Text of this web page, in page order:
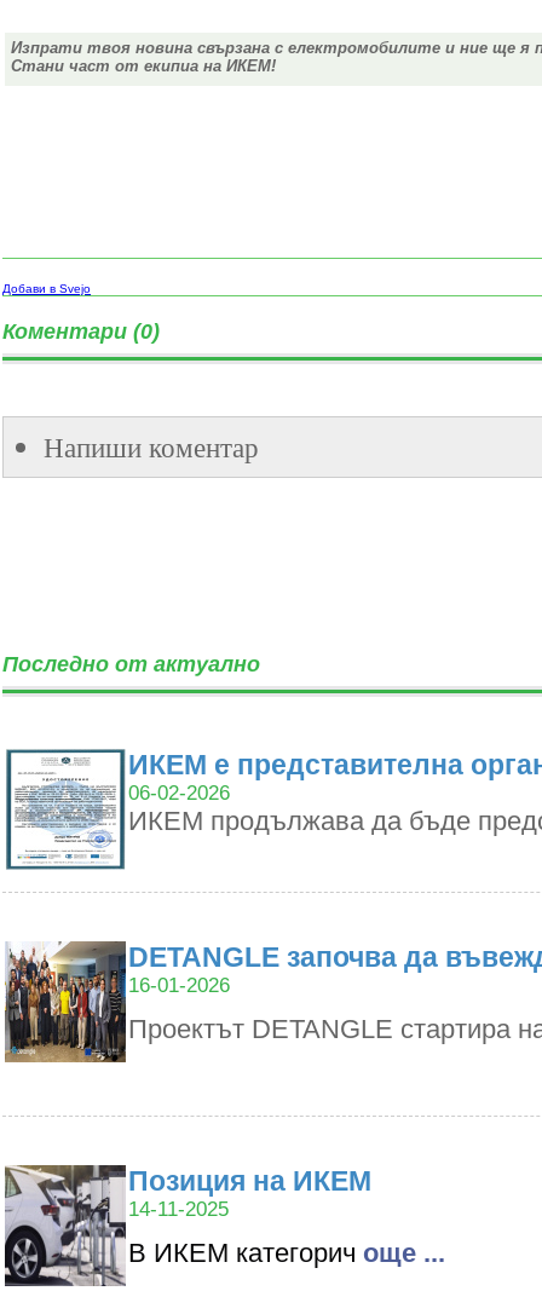
Изпрати твоя новина свързана с електромобилите и ние ще я
Стани част от екипиа на ИКЕМ!
Добави в Svejo
Коментари (0)
Напиши коментар
Последно от актуално
ИКЕМ е представителна
06-02-2026
ИКЕМ продължава да бъде
DETANGLE започва да
16-01-2026
Проектът DETANGLE стартира
Позиция на ИКЕМ
14-11-2025
В ИКЕМ категорич oще ...